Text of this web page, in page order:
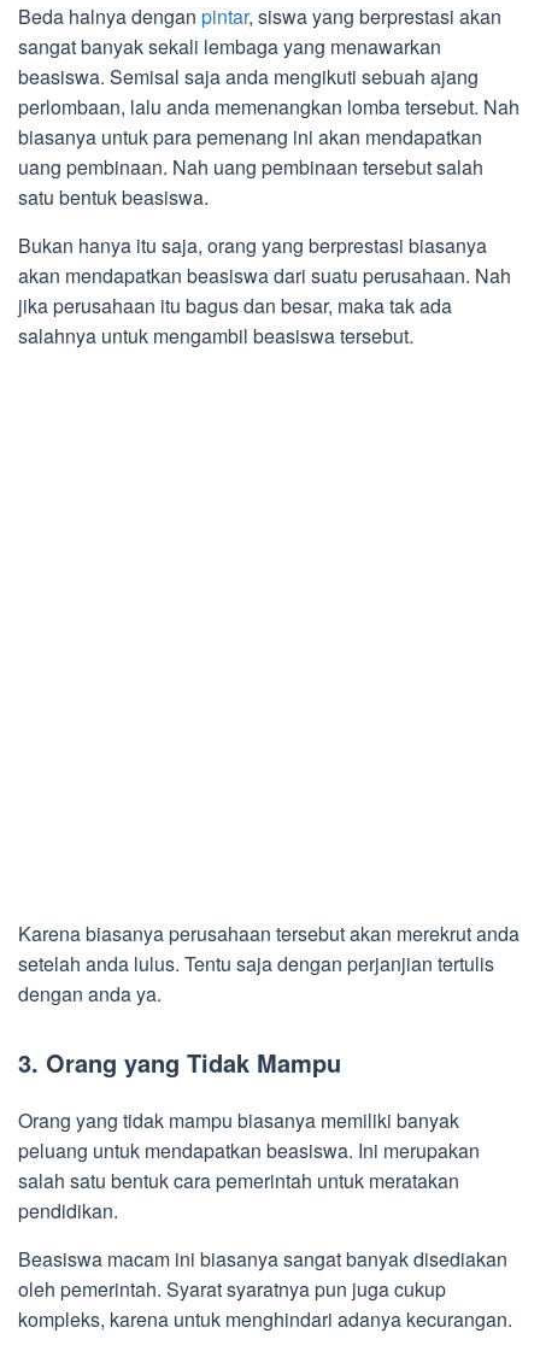
Beda halnya dengan pintar, siswa yang berprestasi akan
sangat banyak sekali lembaga yang menawarkan
beasiswa. Semisal saja anda mengikuti sebuah ajang
perlombaan, lalu anda memenangkan lomba tersebut. Nah
biasanya untuk para pemenang ini akan mendapatkan
uang pembinaan. Nah uang pembinaan tersebut salah
satu bentuk beasiswa.
Bukan hanya itu saja, orang yang berprestasi biasanya
akan mendapatkan beasiswa dari suatu perusahaan. Nah
jika perusahaan itu bagus dan besar, maka tak ada
salahnya untuk mengambil beasiswa tersebut.
Karena biasanya perusahaan tersebut akan merekrut anda
setelah anda lulus. Tentu saja dengan perjanjian tertulis
dengan anda ya.
3. Orang yang Tidak Mampu
Orang yang tidak mampu biasanya memiliki banyak
peluang untuk mendapatkan beasiswa. Ini merupakan
salah satu bentuk cara pemerintah untuk meratakan
pendidikan.
Beasiswa macam ini biasanya sangat banyak disediakan
oleh pemerintah. Syarat syaratnya pun juga cukup
kompleks, karena untuk menghindari adanya kecurangan.